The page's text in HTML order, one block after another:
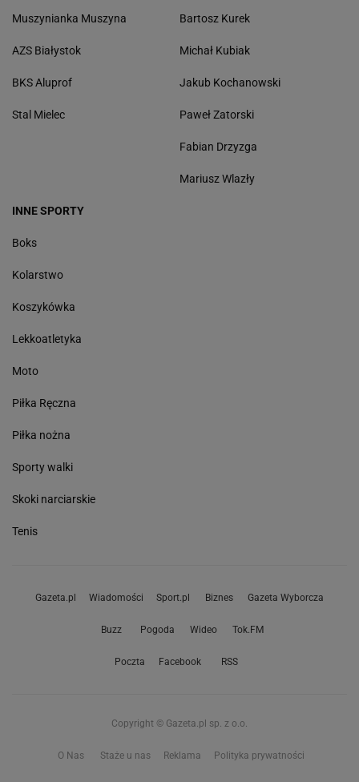
Muszynianka Muszyna
AZS Białystok
BKS Aluprof
Stal Mielec
Bartosz Kurek
Michał Kubiak
Jakub Kochanowski
Paweł Zatorski
Fabian Drzyzga
Mariusz Wlazły
INNE SPORTY
Boks
Kolarstwo
Koszykówka
Lekkoatletyka
Moto
Piłka Ręczna
Piłka nożna
Sporty walki
Skoki narciarskie
Tenis
Gazeta.pl Wiadomości Sport.pl Biznes Gazeta Wyborcza
Buzz Pogoda Wideo Tok.FM
Poczta Facebook RSS
Copyright © Gazeta.pl sp. z o.o.
O Nas Staże u nas Reklama Polityka prywatności